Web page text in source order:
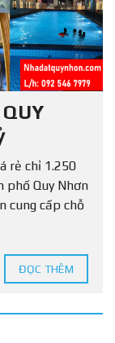
rẻ chỉ 1.250
phố Quy Nhơn
cung cấp chỗ
ĐỌC THÊM